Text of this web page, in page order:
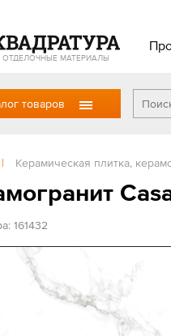
ОТДЕЛОЧНЫЕ МАТЕРИАЛЫ
товаров
| Керамическая плитка,
161432